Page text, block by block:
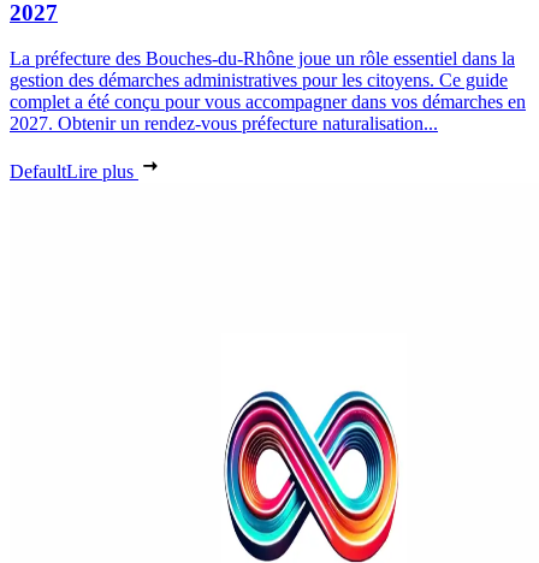
2027
La préfecture des Bouches-du-Rhône joue un rôle essentiel dans la
gestion des démarches administratives pour les citoyens. Ce guide
complet a été conçu pour vous accompagner dans vos démarches en
2027. Obtenir un rendez-vous préfecture naturalisation...
DefaultLire plus